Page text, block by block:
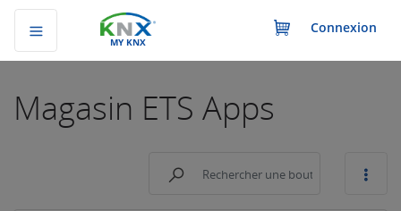
MY KNX
Connexion
Magasin ETS Apps